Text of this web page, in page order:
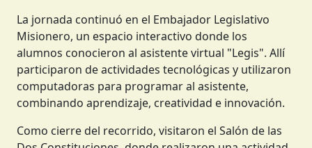
La jornada continuó en el Embajador Legislativo
Misionero, un espacio interactivo donde los
alumnos conocieron al asistente virtual "Legis". Allí
participaron de actividades tecnológicas y utilizaron
computadoras para programar al asistente,
combinando aprendizaje, creatividad e innovación.
Como cierre del recorrido, visitaron el Salón de las